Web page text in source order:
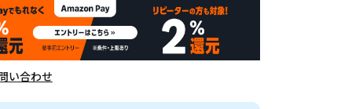
い合わせ